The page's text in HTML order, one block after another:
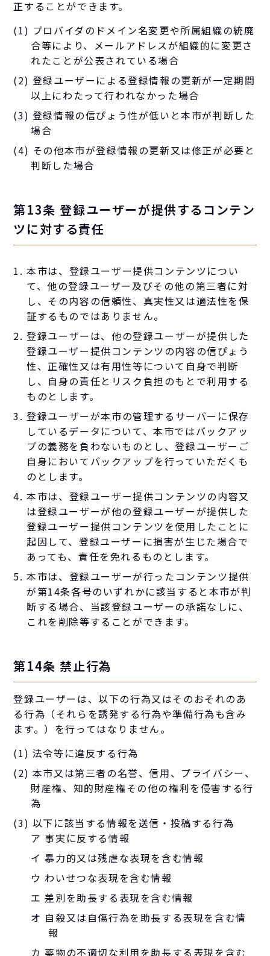
正することができます。
(1) プロバイダのドメイン名変更や所属組織の統廃
合等により、メールアドレスが組織的に変更さ
れたことが公表されている場合
(2) 登録ユーザーによる登録情報の更新が一定期間
以上にわたって行われなかった場合
(3) 登録情報の信ぴょう性が低いと本市が判断した
場合
(4) その他本市が登録情報の更新又は修正が必要と
判断した場合
第13条 登録ユーザーが提供するコンテン
ツに対する責任
本市は、登録ユーザー提供コンテンツについ
て、他の登録ユーザー及びその他の第三者に対
し、その内容の信頼性、真実性又は適法性を保
証するものではありません。
登録ユーザーは、他の登録ユーザーが提供した
登録ユーザー提供コンテンツの内容の信ぴょう
性、正確性又は有用性等について自身で判断
し、自身の責任とリスク負担のもとで利用する
ものとします。
登録ユーザーが本市の管理するサーバーに保存
しているデータについて、本市ではバックアッ
プの義務を負わないものとし、登録ユーザーご
自身においてバックアップを行っていただくも
のとします。
本市は、登録ユーザー提供コンテンツの内容又
は登録ユーザーが他の登録ユーザーが提供した
登録ユーザー提供コンテンツを使用したことに
起因して、登録ユーザーに損害が生じた場合で
あっても、責任を免れるものとします。
本市は、登録ユーザーが行ったコンテンツ提供
が第14条各号のいずれかに該当すると本市が判
断する場合、当該登録ユーザーの承諾なしに、
これを削除等することができます。
第14条 禁止行為
登録ユーザーは、以下の行為又はそのおそれのあ
る行為（それらを誘発する行為や準備行為も含み
ます。）を行ってはなりません。
(1) 法令等に違反する行為
(2) 本市又は第三者の名誉、信用、プライバシー、
財産権、知的財産権その他の権利を侵害する行
為
(3) 以下に該当する情報を送信・投稿する行為
ア 事実に反する情報
イ 暴力的又は残虐な表現を含む情報
ウ わいせつな表現を含む情報
エ 差別を助長する表現を含む情報
オ 自殺又は自傷行為を助長する表現を含む情
報
カ 薬物の不適切な利用を助長する表現を含む